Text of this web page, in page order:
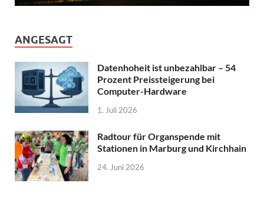
ANGESAGT
Datenhoheit ist unbezahlbar – 54
Prozent Preissteigerung bei
Computer-Hardware
1. Juli 2026
Radtour für Organspende mit
Stationen in Marburg und Kirchhain
24. Juni 2026